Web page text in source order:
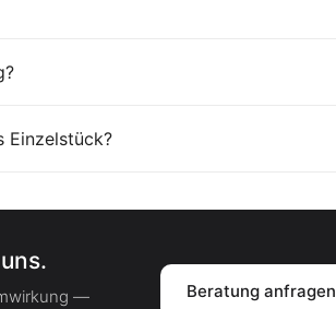
Einzelstück?
— Beratung anfragen